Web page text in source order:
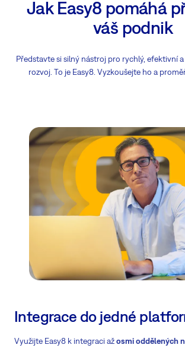
Jak Easy8 pomáhá
váš podnik
Představte si silný nástroj pro rychlý, efektivní
rozvoj. To je Easy8. Vyzkoušejte ho a
Integrace do jedné
Využijte Easy8 k integraci ažosmi oddělených